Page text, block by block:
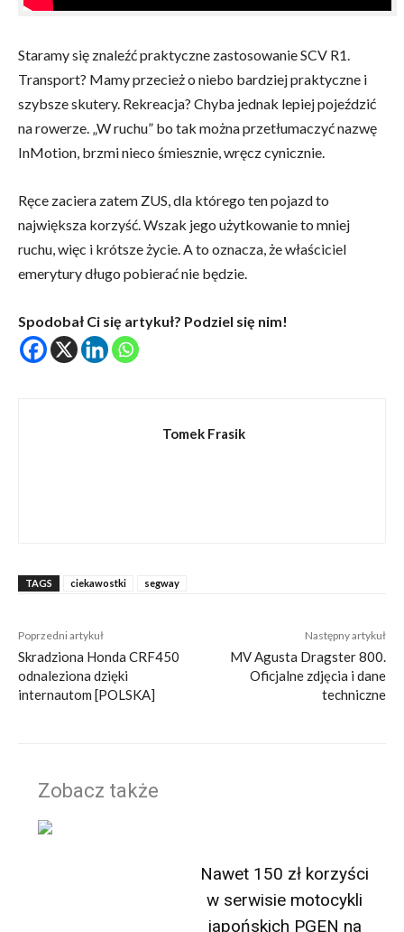
Staramy się znaleźć praktyczne zastosowanie SCV R1.
Transport? Mamy przecież o niebo bardziej praktyczne i
szybsze skutery. Rekreacja? Chyba jednak lepiej pojeździć
na rowerze. „W ruchu” bo tak można przetłumaczyć nazwę
InMotion, brzmi nieco śmiesznie, wręcz cynicznie.
Ręce zaciera zatem ZUS, dla którego ten pojazd to
największa korzyść. Wszak jego użytkowanie to mniej
ruchu, więc i krótsze życie. A to oznacza, że właściciel
emerytury długo pobierać nie będzie.
Spodobał Ci się artykuł? Podziel się nim!
Tomek Frasik
TAGS ciekawostki segway
Poprzedni artykuł
Skradziona Honda CRF450
odnaleziona dzięki
internautom [POLSKA]
Następny artykuł
MV Agusta Dragster 800.
Oficjalne zdjęcia i dane
techniczne
Zobacz także
Nawet 150 zł korzyści
w serwisie motocykli
japońskich PGEN na